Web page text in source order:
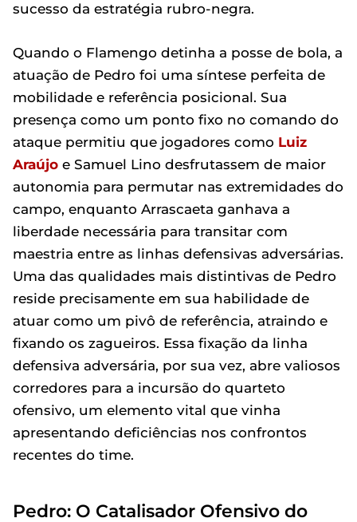
sucesso da estratégia rubro-negra.
Quando o Flamengo detinha a posse de bola, a
atuação de Pedro foi uma síntese perfeita de
mobilidade e referência posicional. Sua
presença como um ponto fixo no comando do
ataque permitiu que jogadores como Luiz
Araújo e Samuel Lino desfrutassem de maior
autonomia para permutar nas extremidades do
campo, enquanto Arrascaeta ganhava a
liberdade necessária para transitar com
maestria entre as linhas defensivas adversárias.
Uma das qualidades mais distintivas de Pedro
reside precisamente em sua habilidade de
atuar como um pivô de referência, atraindo e
fixando os zagueiros. Essa fixação da linha
defensiva adversária, por sua vez, abre valiosos
corredores para a incursão do quarteto
ofensivo, um elemento vital que vinha
apresentando deficiências nos confrontos
recentes do time.
Pedro: O Catalisador Ofensivo do